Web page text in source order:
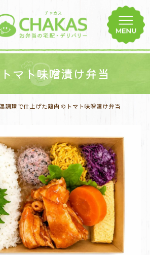
マト味噌漬け弁当
調理で仕上げた鶏肉のトマト味噌漬け弁当